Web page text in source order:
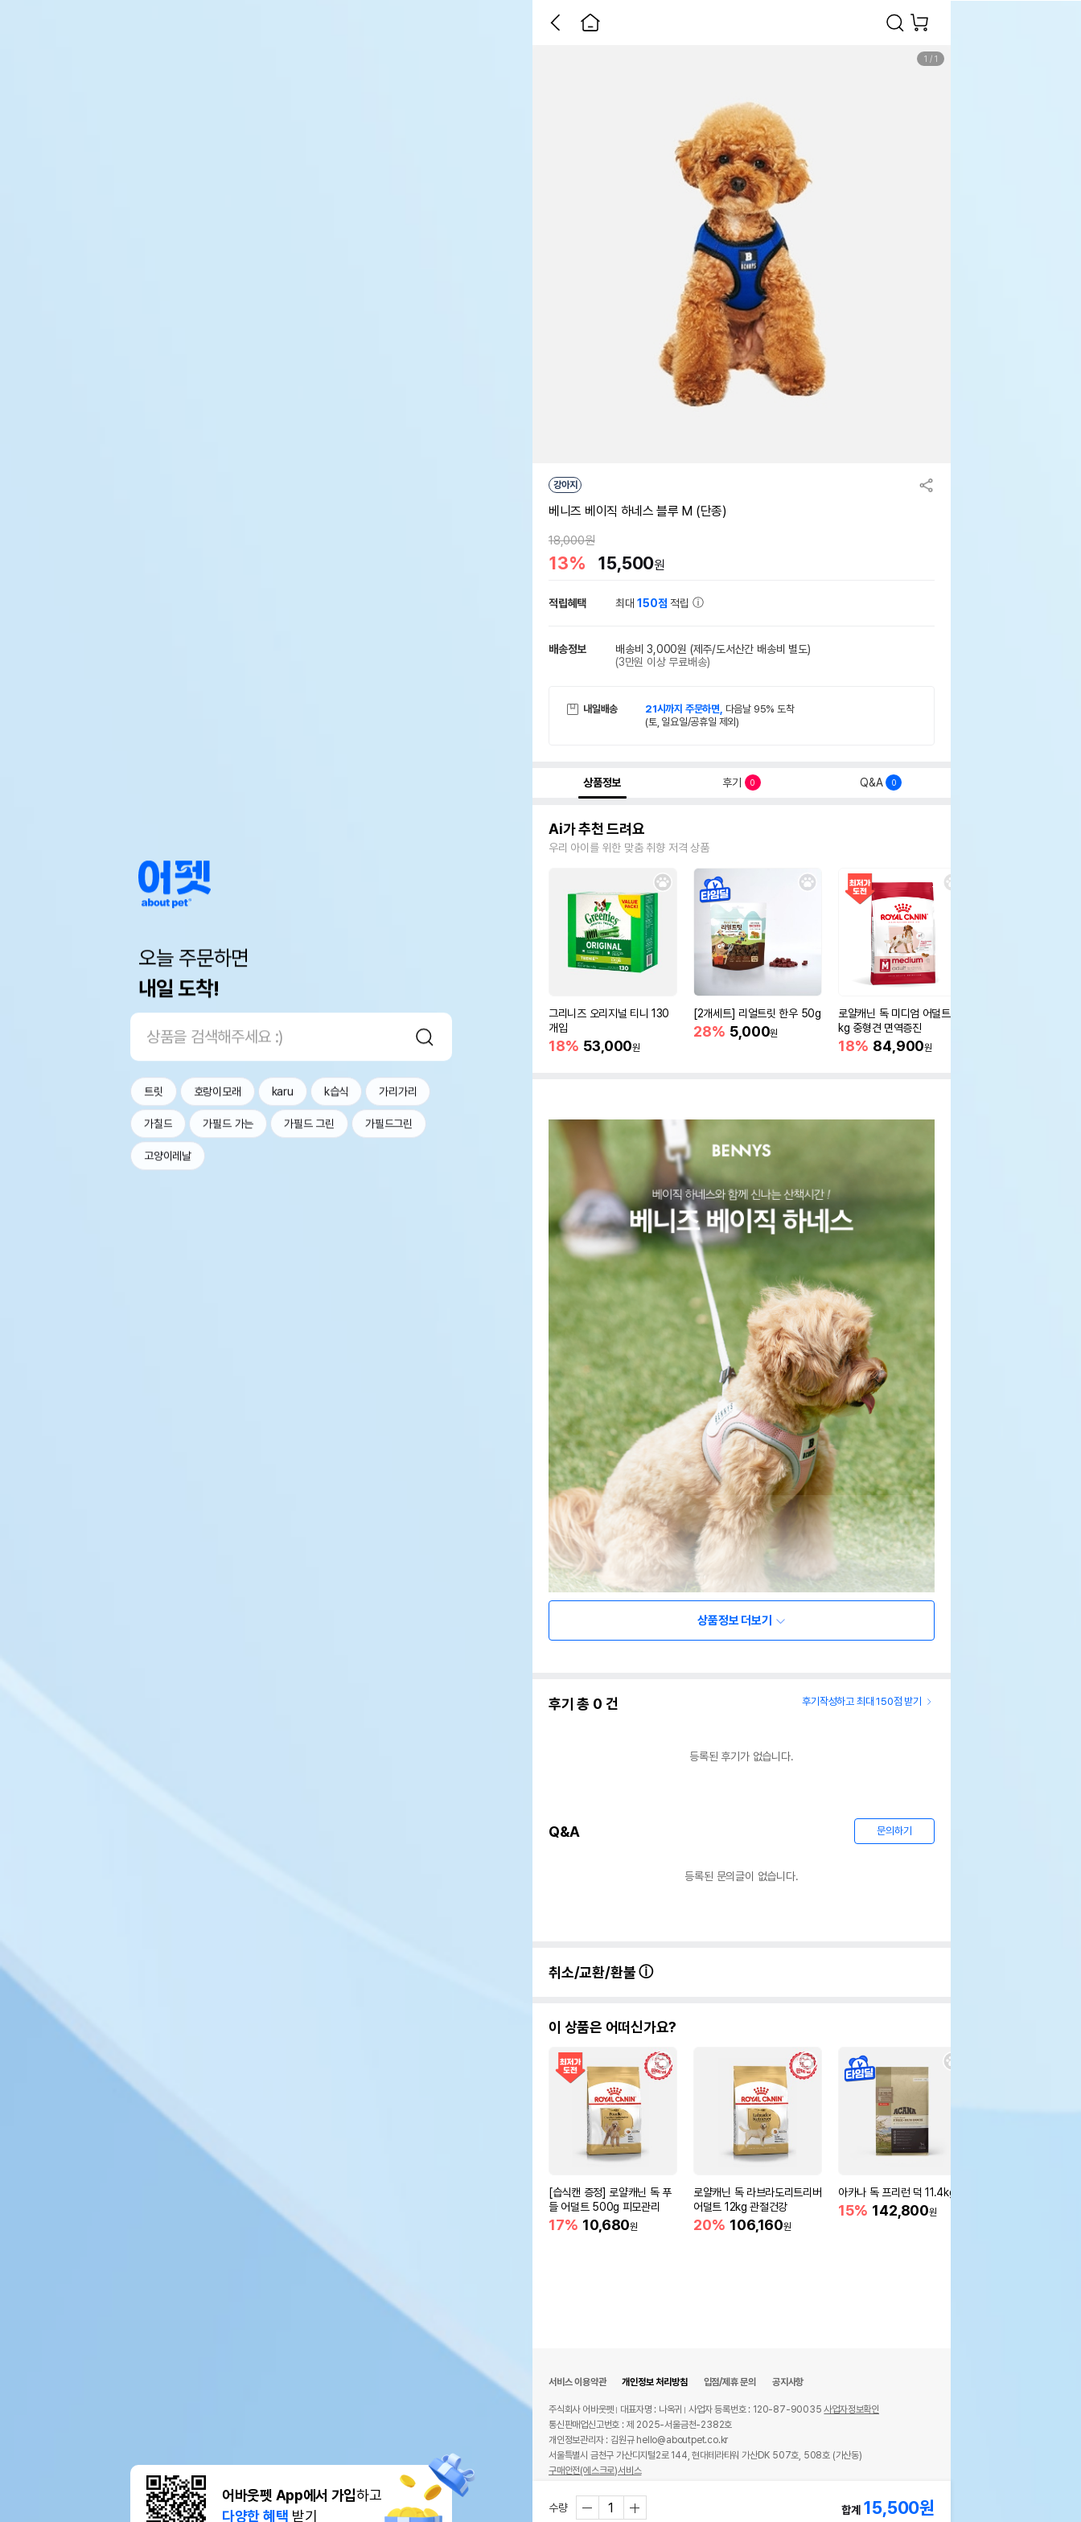
오늘 주문하면
내일 도착!
트릿 호랑이모래 karu k습식 가리가리
가칠드 가필드 가는 가필드 그린 가필드그린
고양이레날
어바웃펫 App에서 가입하고
다양한 혜택 받기
1 / 1
강아지
베니즈 베이직 하네스 블루 M (단종)
18,000원
13% 15,500원
적립혜택 최대150점 적립
배송정보 배송비 3,000원 (제주/도서산간 배송비 별도)
(3만원 이상 무료배송)
내일배송 21시까지 주문하면, 다음날 95% 도착
(토, 일요일/공휴일 제외)
상품정보 후기 0 Q&A 0
Ai가 추천 드려요
우리 아이를 위한 맞춤 취향 저격 상품
그리니즈 오리지널 티니 130
개입
18% 53,000원
[2개세트] 리얼트릿 한우 50g
28% 5,000원
로얄캐닌 독 미디엄 어덜트 10
kg 중형견 면역증진
18% 84,900원
상품정보 더보기
후기 총 0 건 후기작성하고 최대 150점 받기
등록된 후기가 없습니다.
Q&A 문의하기
등록된 문의글이 없습니다.
취소/교환/환불
이 상품은 어떠신가요?
[습식캔 증정] 로얄캐닌 독 푸
들 어덜트 500g 피모관리
17% 10,680원
로얄캐닌 독 라브라도리트리버
어덜트 12kg 관절건강
20% 106,160원
아카나 독 프리런 덕 11.4kg
15% 142,800원
수량 합계 15,500원
서비스 이용약관 개인정보 처리방침 입점/제휴 문의 공지사항
주식회사 어바웃펫 대표자명 : 나옥귀 사업자 등록번호 : 120-87-90035사업자정보확인
통신판매업신고번호 : 제 2025-서울금천-2382호
개인정보관리자 : 김원규 hello@aboutpet.co.kr
서울특별시 금천구 가산디지털2로 144, 현대테라타워 가산DK 507호, 508호 (가산동)
구매안전(에스크로)서비스